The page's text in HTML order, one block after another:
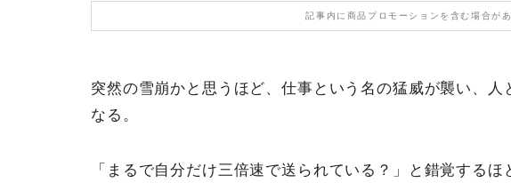
記事内に商品プロモーションを含む場合が
突然の雪崩かと思うほど、仕事という名の猛威が襲い、人
なる。
「まるで自分だけ三倍速で送られている？」と錯覚するほ